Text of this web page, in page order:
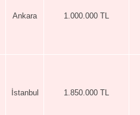
Ankara 1.000.000 TL
İstanbul 1.850.000 TL